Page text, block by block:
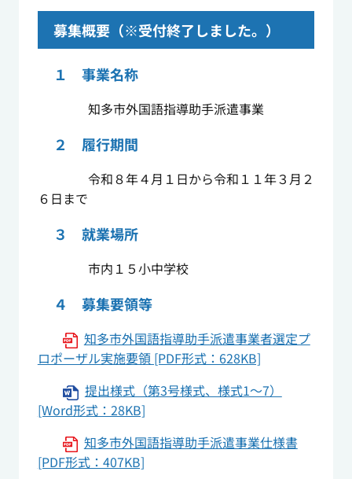
募集概要（※受付終了しました。）
１ 事業名称
知多市外国語指導助手派遣事業
２ 履行期間
令和８年４月１日から令和１１年３月２
６日まで
３ 就業場所
市内１５小中学校
４ 募集要領等
知多市外国語指導助手派遣事業者選定プ
ロポーザル実施要領 [PDF形式：628KB]
提出様式（第3号様式、様式1～7）
[Word形式：28KB]
知多市外国語指導助手派遣事業仕様書
[PDF形式：407KB]